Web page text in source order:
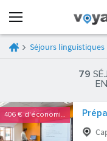
Séjours linguistiques
79
406 € d'économies